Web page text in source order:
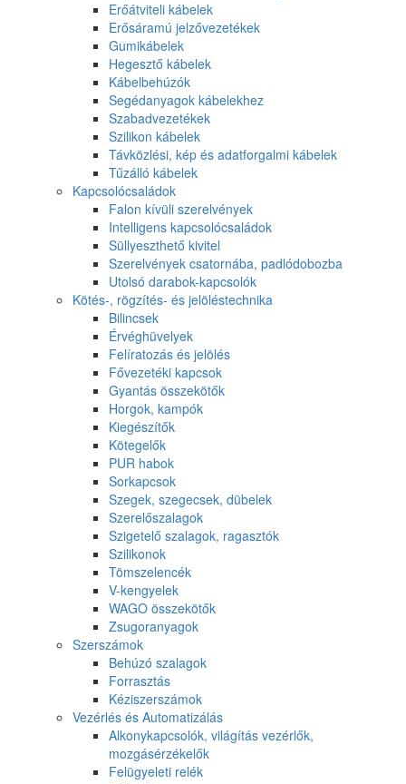
Erőátviteli kábelek
Erősáramú jelzővezetékek
Gumikábelek
Hegesztő kábelek
Kábelbehúzók
Segédanyagok kábelekhez
Szabadvezetékek
Szilikon kábelek
Távközlési, kép és adatforgalmi kábelek
Tűzálló kábelek
Kapcsolócsaládok
Falon kívüli szerelvények
Intelligens kapcsolócsaládok
Süllyeszthető kivitel
Szerelvények csatornába, padlódobozba
Utolsó darabok-kapcsolók
Kötés-, rögzítés- és jelöléstechnika
Bilincsek
Érvéghüvelyek
Felíratozás és jelölés
Fővezetéki kapcsok
Gyantás összekötők
Horgok, kampók
Kiegészítők
Kötegelők
PUR habok
Sorkapcsok
Szegek, szegecsek, dübelek
Szerelőszalagok
Szigetelő szalagok, ragasztók
Szilikonok
Tömszelencék
V-kengyelek
WAGO összekötők
Zsugoranyagok
Szerszámok
Behúzó szalagok
Forrasztás
Kéziszerszámok
Vezérlés és Automatizálás
Alkonykapcsolók, világítás vezérlők,
mozgásérzékelők
Felügyeleti relék